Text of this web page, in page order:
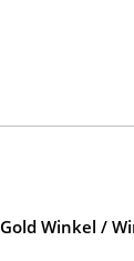
Winkel /